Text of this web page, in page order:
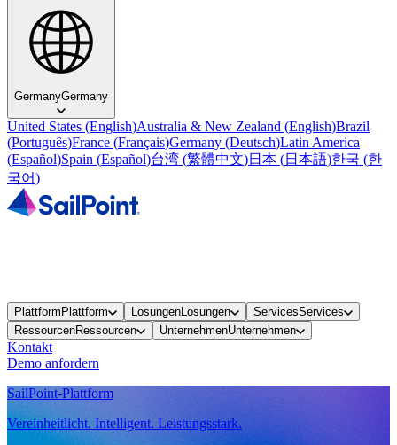
GermanyGermany
United States (English)Australia & New Zealand (English)Brazil
(Português)France (Français)Germany (Deutsch)Latin America
(Español)Spain (Español)台湾 (繁體中文)日本 (日本語)한국 (한
국어)
Plattform Plattform LösungenLösungen ServicesServices
RessourcenRessourcen UnternehmenUnternehmen
Kontakt
Demo anfordern
SailPoint-Plattform
Vereinheitlicht. Intelligent. Leistungsstark.